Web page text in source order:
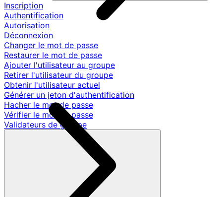
Inscription
Authentification
Autorisation
Déconnexion
Changer le mot de passe
Restaurer le mot de passe
Ajouter l'utilisateur au groupe
Retirer l'utilisateur du groupe
Obtenir l'utilisateur actuel
Générer un jeton d'authentification
Hacher le mot de passe
Vérifier le mot de passe
Validateurs de groupe